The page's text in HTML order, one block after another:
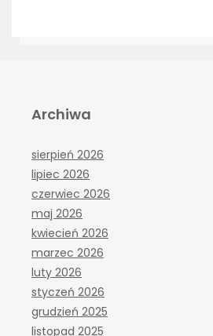
Archiwa
sierpień 2026
lipiec 2026
czerwiec 2026
maj 2026
kwiecień 2026
marzec 2026
luty 2026
styczeń 2026
grudzień 2025
listopad 2025